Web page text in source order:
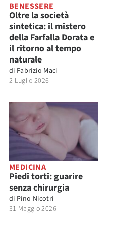
BENESSERE
Oltre la società
sintetica: il mistero
della Farfalla Dorata e
il ritorno al tempo
naturale
di Fabrizio Maci
2 Luglio 2026
MEDICINA
Piedi torti: guarire
senza chirurgia
di Pino Nicotri
31 Maggio 2026